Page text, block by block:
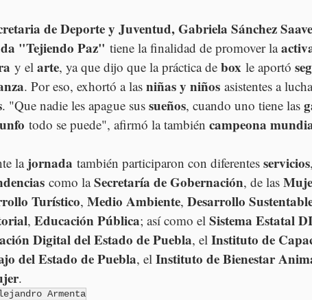
de Deporte y Juventud, Gabriela Sánchez
"Tejiendo Paz" tiene la finalidad de promover la
y el arte, ya que dijo que la práctica de box le aportó
. Por eso, exhortó a las niñas y niños asistentes a
. "Que nadie les apague sus sueños, cuando uno tiene las
todo se puede", afirmó la también campeona
la jornada también participaron con diferentes servicios,
como la Secretaría de Gobernación, de las
Turístico, Medio Ambiente, Desarrollo
, Educación Pública; así como el Sistema Estatal
Digital del Estado de Puebla, el Instituto de
del Estado de Puebla, el Instituto de Bienestar
.
Armenta